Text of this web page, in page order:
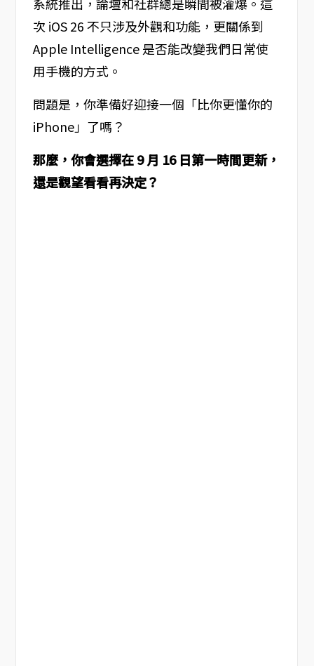
系統推出，論壇和社群總是瞬間被灌爆。這
次 iOS 26 不只涉及外觀和功能，更關係到
Apple Intelligence 是否能改變我們日常使
用手機的方式。
問題是，你準備好迎接一個「比你更懂你的
iPhone」了嗎？
那麼，你會選擇在 9 月 16 日第一時間更新，
還是觀望看看再決定？